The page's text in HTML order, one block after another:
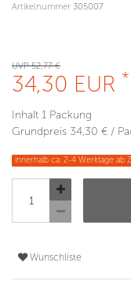
Artikelnummer 305007
UVP 52,77 €
34,30 EUR *
Inhalt 1 Packung
Grundpreis 34,30 € /
innerhalb ca. 2-4 Werktage ab
Wunschliste